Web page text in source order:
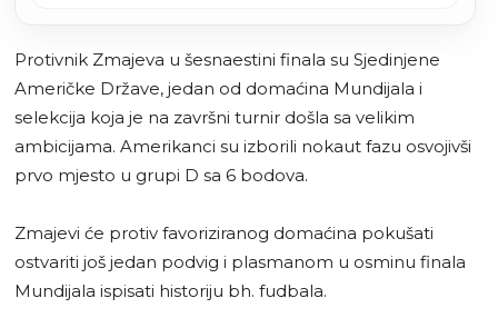
Protivnik Zmajeva u šesnaestini finala su Sjedinjene
Američke Države, jedan od domaćina Mundijala i
selekcija koja je na završni turnir došla sa velikim
ambicijama. Amerikanci su izborili nokaut fazu osvojivši
prvo mjesto u grupi D sa 6 bodova.
Zmajevi će protiv favoriziranog domaćina pokušati
ostvariti još jedan podvig i plasmanom u osminu finala
Mundijala ispisati historiju bh. fudbala.